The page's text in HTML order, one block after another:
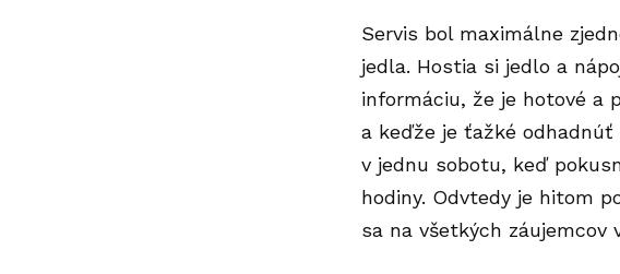
Servis bol maximálne
jedla. Hostia si jedlo a
informáciu, že je hotové a
a keďže je ťažké
v jednu sobotu, keď
hodiny. Odvtedy je hitom
sa na všetkých záujemcov